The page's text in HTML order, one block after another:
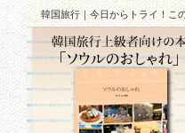
韓国旅行｜今日からトライ！こ